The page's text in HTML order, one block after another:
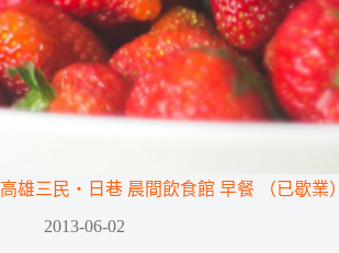
高雄三民‧日巷 晨間飲食館 早餐 （已歇業）
2013-06-02